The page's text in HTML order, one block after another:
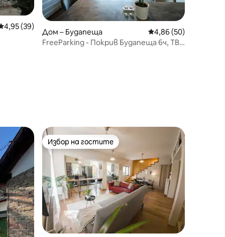
оценка: 4,95 от 5, 39 отзива
4,95 (39)
Дом – Будапеща Средна оценка:
4,86 (50)
FreeParking - Покрив Будапеща 6ч, ТВ,
Избор на гостите
Избор на гостите